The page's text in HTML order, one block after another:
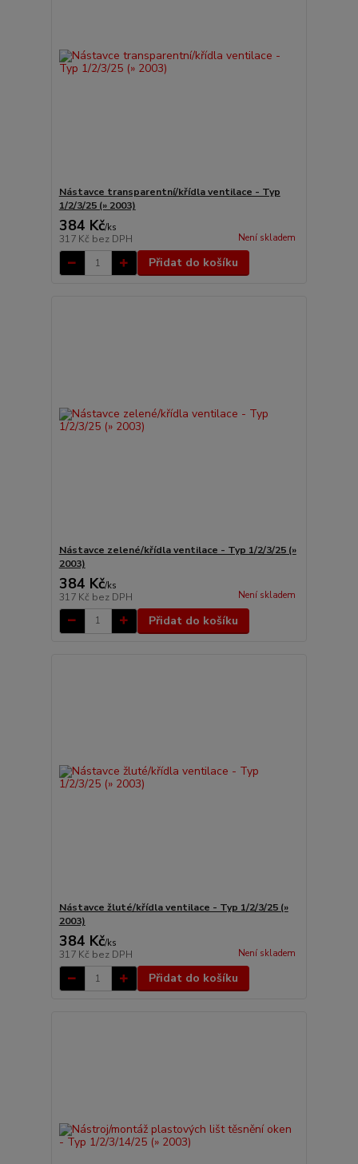
Nástavce transparentní/křídla ventilace - Typ
1/2/3/25 (» 2003)
384 Kč/ks
317 Kč bez DPH Není skladem
Přidat do košíku
Nástavce zelené/křídla ventilace - Typ 1/2/3/25 (»
2003)
384 Kč/ks
317 Kč bez DPH Není skladem
Přidat do košíku
Nástavce žluté/křídla ventilace - Typ 1/2/3/25 (»
2003)
384 Kč/ks
317 Kč bez DPH Není skladem
Přidat do košíku